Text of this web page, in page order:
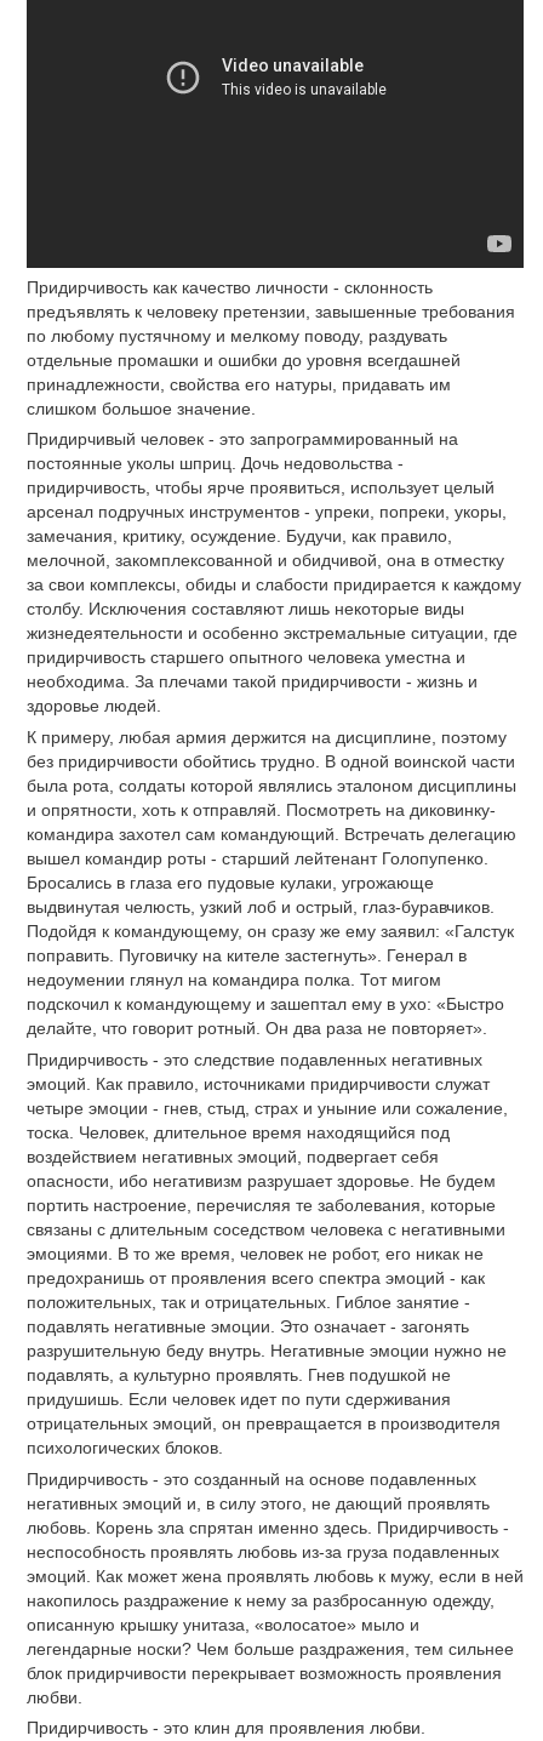
Придирчивость как качество личности - склонность
предъявлять к человеку претензии, завышенные требования
по любому пустячному и мелкому поводу, раздувать
отдельные промашки и ошибки до уровня всегдашней
принадлежности, свойства его натуры, придавать им
слишком большое значение.
Придирчивый человек - это запрограммированный на
постоянные уколы шприц. Дочь недовольства -
придирчивость, чтобы ярче проявиться, использует целый
арсенал подручных инструментов - упреки, попреки, укоры,
замечания, критику, осуждение. Будучи, как правило,
мелочной, закомплексованной и обидчивой, она в отместку
за свои комплексы, обиды и слабости придирается к каждому
столбу. Исключения составляют лишь некоторые виды
жизнедеятельности и особенно экстремальные ситуации, где
придирчивость старшего опытного человека уместна и
необходима. За плечами такой придирчивости - жизнь и
здоровье людей.
К примеру, любая армия держится на дисциплине, поэтому
без придирчивости обойтись трудно. В одной воинской части
была рота, солдаты которой являлись эталоном дисциплины
и опрятности, хоть к отправляй. Посмотреть на диковинку-
командира захотел сам командующий. Встречать делегацию
вышел командир роты - старший лейтенант Голопупенко.
Бросались в глаза его пудовые кулаки, угрожающе
выдвинутая челюсть, узкий лоб и острый, глаз-буравчиков.
Подойдя к командующему, он сразу же ему заявил: «Галстук
поправить. Пуговичку на кителе застегнуть». Генерал в
недоумении глянул на командира полка. Тот мигом
подскочил к командующему и зашептал ему в ухо: «Быстро
делайте, что говорит ротный. Он два раза не повторяет».
Придирчивость - это следствие подавленных негативных
эмоций. Как правило, источниками придирчивости служат
четыре эмоции - гнев, стыд, страх и уныние или сожаление,
тоска. Человек, длительное время находящийся под
воздействием негативных эмоций, подвергает себя
опасности, ибо негативизм разрушает здоровье. Не будем
портить настроение, перечисляя те заболевания, которые
связаны с длительным соседством человека с негативными
эмоциями. В то же время, человек не робот, его никак не
предохранишь от проявления всего спектра эмоций - как
положительных, так и отрицательных. Гиблое занятие -
подавлять негативные эмоции. Это означает - загонять
разрушительную беду внутрь. Негативные эмоции нужно не
подавлять, а культурно проявлять. Гнев подушкой не
придушишь. Если человек идет по пути сдерживания
отрицательных эмоций, он превращается в производителя
психологических блоков.
Придирчивость - это созданный на основе подавленных
негативных эмоций и, в силу этого, не дающий проявлять
любовь. Корень зла спрятан именно здесь. Придирчивость -
неспособность проявлять любовь из-за груза подавленных
эмоций. Как может жена проявлять любовь к мужу, если в ней
накопилось раздражение к нему за разбросанную одежду,
описанную крышку унитаза, «волосатое» мыло и
легендарные носки? Чем больше раздражения, тем сильнее
блок придирчивости перекрывает возможность проявления
любви.
Придирчивость - это клин для проявления любви.